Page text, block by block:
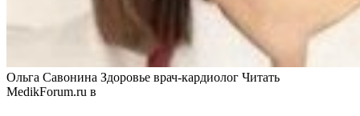
Ольга Савонина Здоровье врач-кардиолог Читать
MedikForum.ru в